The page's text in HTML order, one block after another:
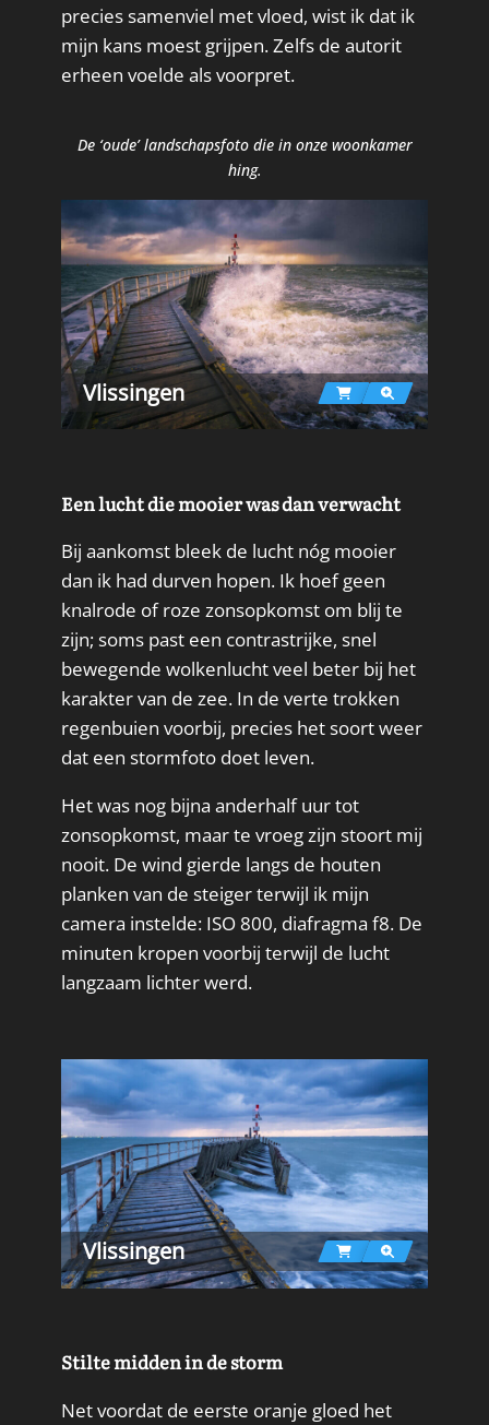
precies samenviel met vloed, wist ik dat ik
mijn kans moest grijpen. Zelfs de autorit
erheen voelde als voorpret.
De ‘oude’ landschapsfoto die in onze woonkamer
hing.
Vlissingen
Een lucht die mooier was dan verwacht
Bij aankomst bleek de lucht nóg mooier
dan ik had durven hopen. Ik hoef geen
knalrode of roze zonsopkomst om blij te
zijn; soms past een contrastrijke, snel
bewegende wolkenlucht veel beter bij het
karakter van de zee. In de verte trokken
regenbuien voorbij, precies het soort weer
dat een stormfoto doet leven.
Het was nog bijna anderhalf uur tot
zonsopkomst, maar te vroeg zijn stoort mij
nooit. De wind gierde langs de houten
planken van de steiger terwijl ik mijn
camera instelde: ISO 800, diafragma f8. De
minuten kropen voorbij terwijl de lucht
langzaam lichter werd.
Vlissingen
Stilte midden in de storm
Net voordat de eerste oranje gloed het